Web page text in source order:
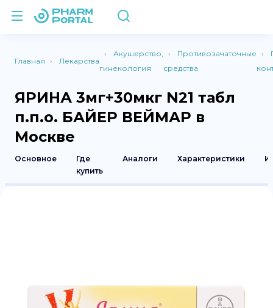
Главная Лекарства
Акушерство,
гинекология
Противозачаточные
средства
ЯРИНА 3мг+30мкг N21 табл
п.п.о. БАЙЕР ВЕЙМАР в
Москве
Основное
Где
купить
Аналоги Характеристики